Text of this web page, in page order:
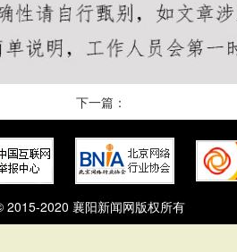
下一篇：
2015-2020 襄阳新闻网版权所有